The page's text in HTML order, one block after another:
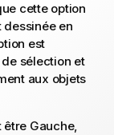
cette option
dessinée en
est
sélection et
aux objets
être Gauche,